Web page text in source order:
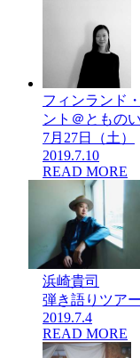
フィンランド
ント＠ともの
7月27日（土）
2019.7.10
READ MORE
浜崎貴司
弾き語りツア
2019.7.4
READ MORE